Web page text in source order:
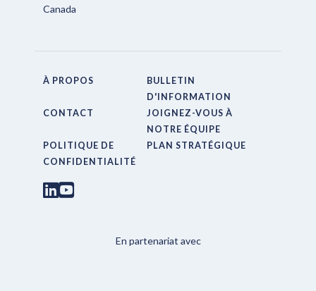
Canada
À PROPOS
BULLETIN
D'INFORMATION
CONTACT
JOIGNEZ-VOUS À
NOTRE ÉQUIPE
POLITIQUE DE
CONFIDENTIALITÉ
PLAN STRATÉGIQUE
En partenariat avec